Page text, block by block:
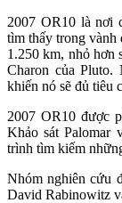
2007 OR10 là nơi
tìm thấy trong
1.250 km, nhỏ hơn
Charon của
khiến nó sẽ đủ tiêu
2007 OR10 được
Khảo sát Palomar
trình tìm kiếm
Nhóm nghiên cứu
David Rabinowitz